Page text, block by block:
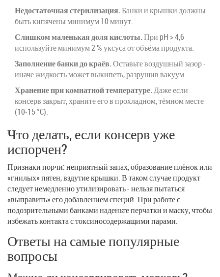
Недостаточная стерилизация.Банки и крышки должны
быть кипячены минимум 10 минут.
Слишком маленькая доля кислоты.При pH > 4,6
используйте минимум 2 % уксуса от объёма продукта.
Заполнение банки до краёв.Оставьте воздушный зазор -
иначе жидкость может выкипеть, разрушив вакуум.
Хранение при комнатной температуре.Даже если
консерв закрыт, храните его в прохладном, тёмном месте
(10‑15 °C).
Что делать, если консерв уже
испорчен?
Признаки порчи: неприятный запах, образование плёнок или
«гнилых» пятен, вздутие крышки. В таком случае продукт
следует немедленно утилизировать - нельзя пытаться
«выправить» его добавлением специй. При работе с
подозрительными банками наденьте перчатки и маску, чтобы
избежать контакта с токсиносодержащими парами.
Ответы на самые популярные
вопросы